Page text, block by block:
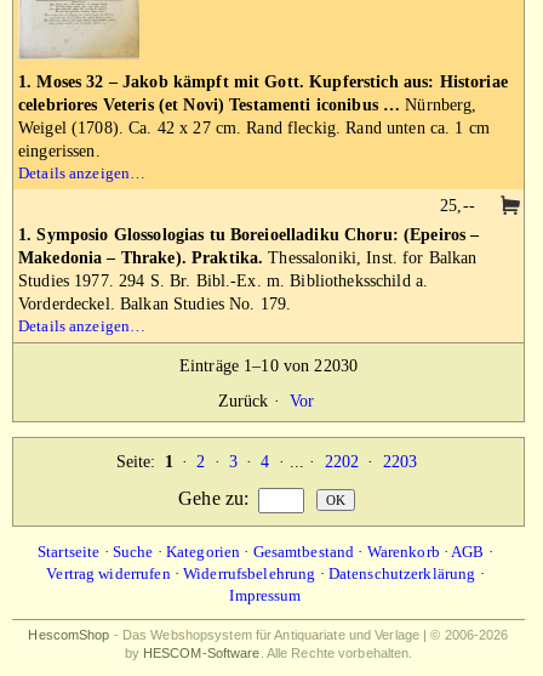
1. Moses 32 – Jakob kämpft mit Gott. Kupferstich aus: Historiae
celebriores Veteris (et Novi) Testamenti iconibus … Nürnberg,
Weigel (1708). Ca. 42 x 27 cm. Rand fleckig. Rand unten ca. 1 cm
eingerissen.
Details anzeigen…
1. Symposio Glossologias tu Boreioelladiku Choru: (Epeiros –
Makedonia – Thrake). Praktika. Thessaloniki, Inst. for Balkan
Studies 1977. 294 S. Br. Bibl.-Ex. m. Bibliotheksschild a.
Vorderdeckel. Balkan Studies No. 179.
Details anzeigen…
25,--
Einträge 1–10 von 22030
Zurück · Vor
Seite: 1 · 2 · 3 · 4 · ... · 2202 · 2203
Gehe zu:
Startseite · Suche · Kategorien · Gesamtbestand · Warenkorb ·AGB ·
Vertrag widerrufen·Widerrufsbelehrung · Datenschutzerklärung ·
Impressum
HescomShop - Das Webshopsystem für Antiquariate und Verlage | © 2006-2026
by HESCOM-Software . Alle Rechte vorbehalten.